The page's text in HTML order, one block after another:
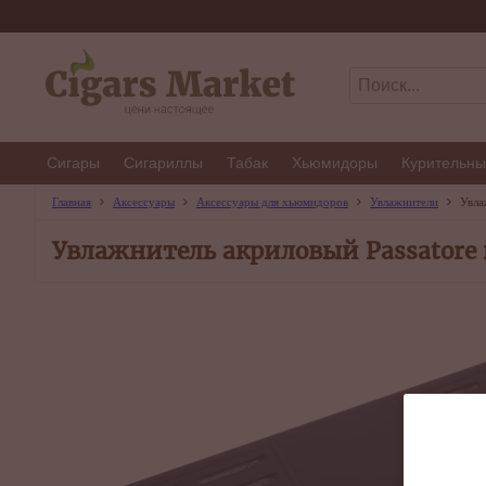
Сигары Сигариллы Табак Хьюмидоры
Главная Аксессуары Аксессуары для хьюмидоров Увлажнители
Увлажнитель акриловый Passatore